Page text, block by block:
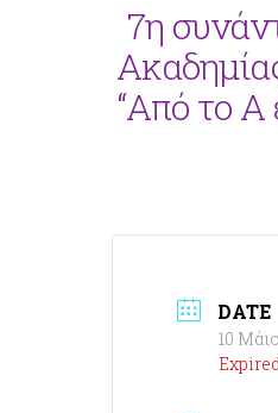
7η
“Από το Α
DATE
10